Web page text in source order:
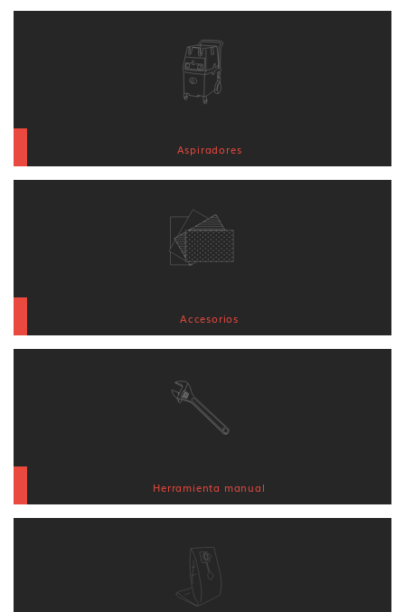
Aspiradores
Accesorios
Herramienta manual